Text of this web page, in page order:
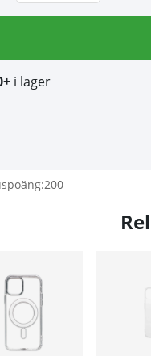
i lager
200